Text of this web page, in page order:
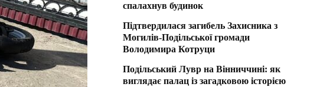
спалахнув будинок
Підтвердилася загибель Захисника з
Могилів-Подільської громади
Володимира Котруци
Подільський Лувр на Вінниччині: як
виглядає палац із загадковою історією